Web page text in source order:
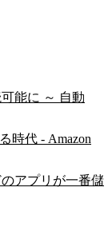
能に ～ 自動
時代 - Amazon
アプリが一番儲